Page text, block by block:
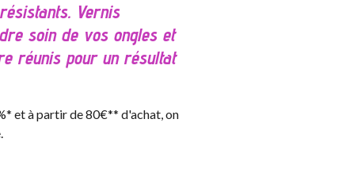
Vernis
soin de vos ongles et
réunis pour un résultat
et à partir de 80€** d'achat, on